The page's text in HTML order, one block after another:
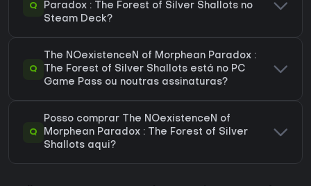
Q
Paradox : The Forest of Silver Shallots no
Steam Deck?
Q
The NOexistenceN of Morphean Paradox :
The Forest of Silver Shallots está no PC
Game Pass ou noutras assinaturas?
Q
Posso comprar The NOexistenceN of
Morphean Paradox : The Forest of Silver
Shallots aqui?